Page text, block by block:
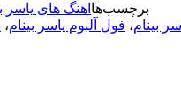
برچسب‌ها اهنگ های یاسر
بینام، فول آلبوم یاسر بینام،